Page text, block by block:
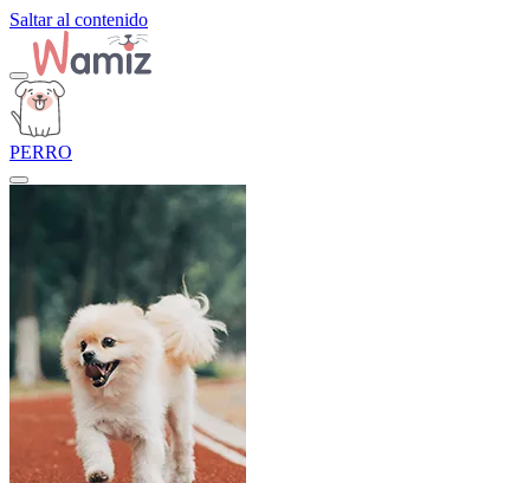
Saltar al contenido
PERRO